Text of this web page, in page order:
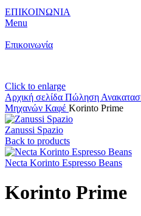
ΕΠΙΚΟΙΝΩΝΙΑ
Menu
Επικοινωνία
Click to enlarge
Αρχική σελίδα Πώληση
Μηχανών Καφέ Korinto Prime
Zanussi Spazio
Back to products
Necta Korinto Espresso Beans
Korinto Prime